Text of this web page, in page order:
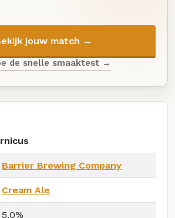
jouw match →
de snelle smaaktest →
Barrier Brewing Company
Cream Ale
5.0%